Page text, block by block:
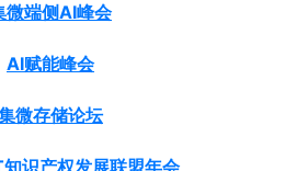
微端侧AI峰会
AI赋能峰会
微存储论坛